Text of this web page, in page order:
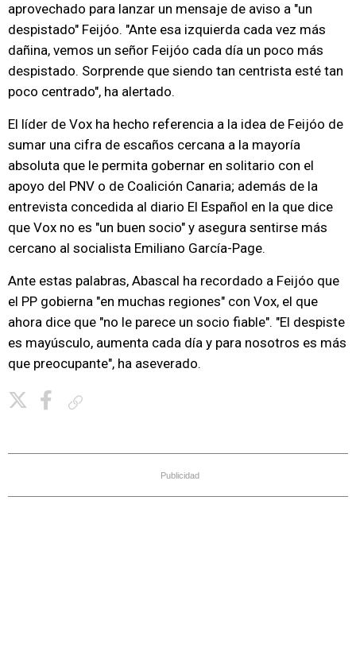
aprovechado para lanzar un mensaje de aviso a "un
despistado" Feijóo. "Ante esa izquierda cada vez más
dañina, vemos un señor Feijóo cada día un poco más
despistado. Sorprende que siendo tan centrista esté tan
poco centrado", ha alertado.
El líder de Vox ha hecho referencia a la idea de Feijóo de
sumar una cifra de escaños cercana a la mayoría
absoluta que le permita gobernar en solitario con el
apoyo del PNV o de Coalición Canaria; además de la
entrevista concedida al diario El Español en la que dice
que Vox no es "un buen socio" y asegura sentirse más
cercano al socialista Emiliano García-Page.
Ante estas palabras, Abascal ha recordado a Feijóo que
el PP gobierna "en muchas regiones" con Vox, el que
ahora dice que "no le parece un socio fiable". "El despiste
es mayúsculo, aumenta cada día y para nosotros es más
que preocupante", ha aseverado.
Publicidad